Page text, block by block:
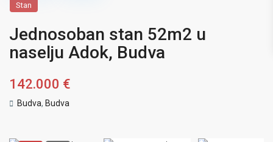
Stan
Jednosoban stan 52m2 u
naselju Adok, Budva
142.000 €
Budva, Budva